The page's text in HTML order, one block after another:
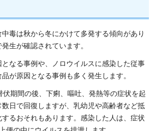
中毒は秋から冬にかけて多発する傾向があり
生が確認されています。
なる事例や、ノロウイルスに感染した従事
が原因となる事例も多く発生します。
期間の後、下痢、嘔吐、発熱等の症状を起
日で回復しますが、乳幼児や高齢者など抵
るおそれもあります。感染した人は、症状